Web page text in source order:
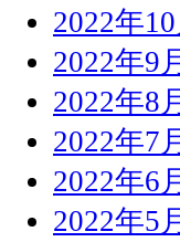
2022年10
2022年9月
2022年8月
2022年7月
2022年6月
2022年5月